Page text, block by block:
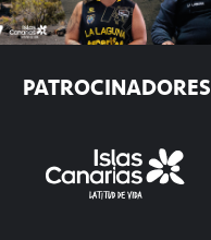
PATROCINADORES